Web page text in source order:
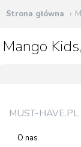
Strona główna
Mango
MUST-HAVE.PL
O nas